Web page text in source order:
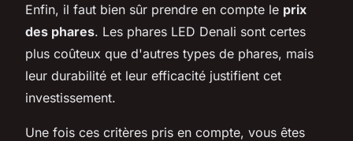
Enfin, il faut bien sûr prendre en compte le prix
des phares. Les phares LED Denali sont certes
plus coûteux que d'autres types de phares, mais
leur durabilité et leur efficacité justifient cet
investissement.
Une fois ces critères pris en compte, vous êtes